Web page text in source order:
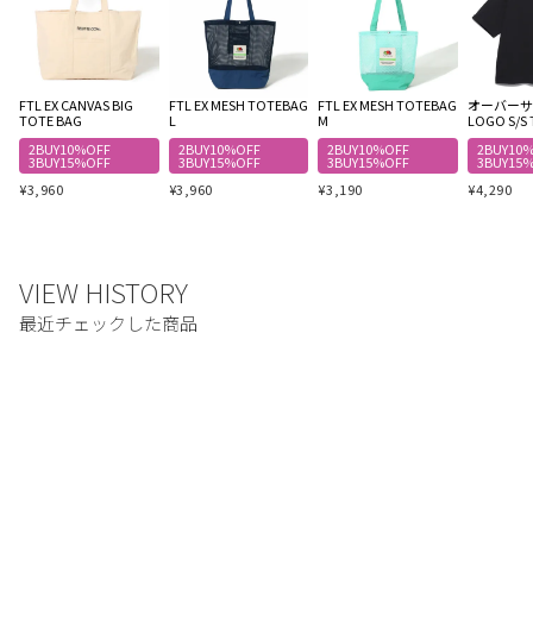
FTL EX CANVAS BIG
TOTE BAG
2BUY10%OFF
3BUY15%OFF
¥3,960
FTL EX MESH TOTEBAG
L
2BUY10%OFF
3BUY15%OFF
¥3,960
FTL EX MESH TOTEBAG
M
2BUY10%OFF
3BUY15%OFF
¥3,190
オーバー
LOGO S/S
¥4,290